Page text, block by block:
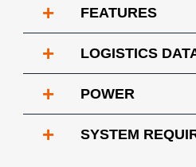
+ FEATURES
+ LOGISTICS
+ POWER
+ SYSTEM